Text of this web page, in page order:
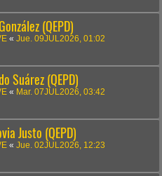
(QEPD)
« Jue. 09JUL2026, 01:02
Suárez (QEPD)
« Mar. 07JUL2026, 03:42
Justo (QEPD)
« Jue. 02JUL2026, 12:23